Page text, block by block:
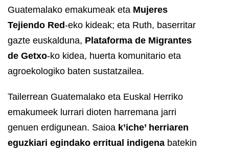
Guatemalako emakumeak eta Mujeres
Tejiendo Red-eko kideak; eta Ruth, baserritar
gazte euskalduna, Plataforma de Migrantes
de Getxo-ko kidea, huerta komunitario eta
agroekologiko baten sustatzailea.
Tailerrean Guatemalako eta Euskal Herriko
emakumeek lurrari dioten harremana jarri
genuen erdigunean. Saioa k’iche’ herriaren
eguzkiari egindako erritual indigena batekin